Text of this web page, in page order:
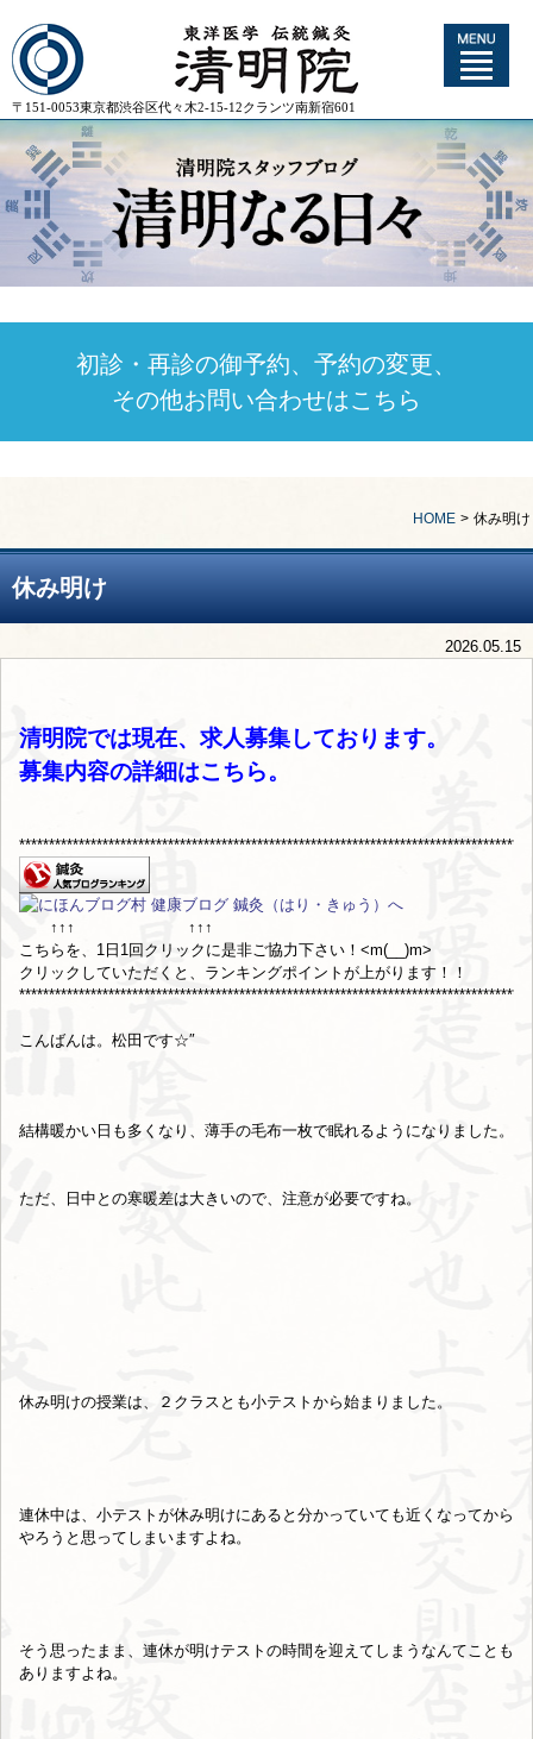
〒151-0053東京都渋谷区代々木2-15-12クランツ南新宿601
初診・再診の御予約、予約の変更、
その他お問い合わせはこちら
HOME > 休み明け
休み明け
2026.05.15
清明院では現在、求人募集しております。
募集内容の詳細はこちら。
↑↑↑ ↑↑↑
こちらを、1日1回クリックに是非ご協力下さい！<m(__)m>
クリックしていただくと、ランキングポイントが上がります！！
こんばんは。松田です☆″
結構暖かい日も多くなり、薄手の毛布一枚で眠れるようになりました。
ただ、日中との寒暖差は大きいので、注意が必要ですね。
休み明けの授業は、２クラスとも小テストから始まりました。
連休中は、小テストが休み明けにあると分かっていても近くなってから
やろうと思ってしまいますよね。
そう思ったまま、連休が明けテストの時間を迎えてしまうなんてことも
ありますよね。